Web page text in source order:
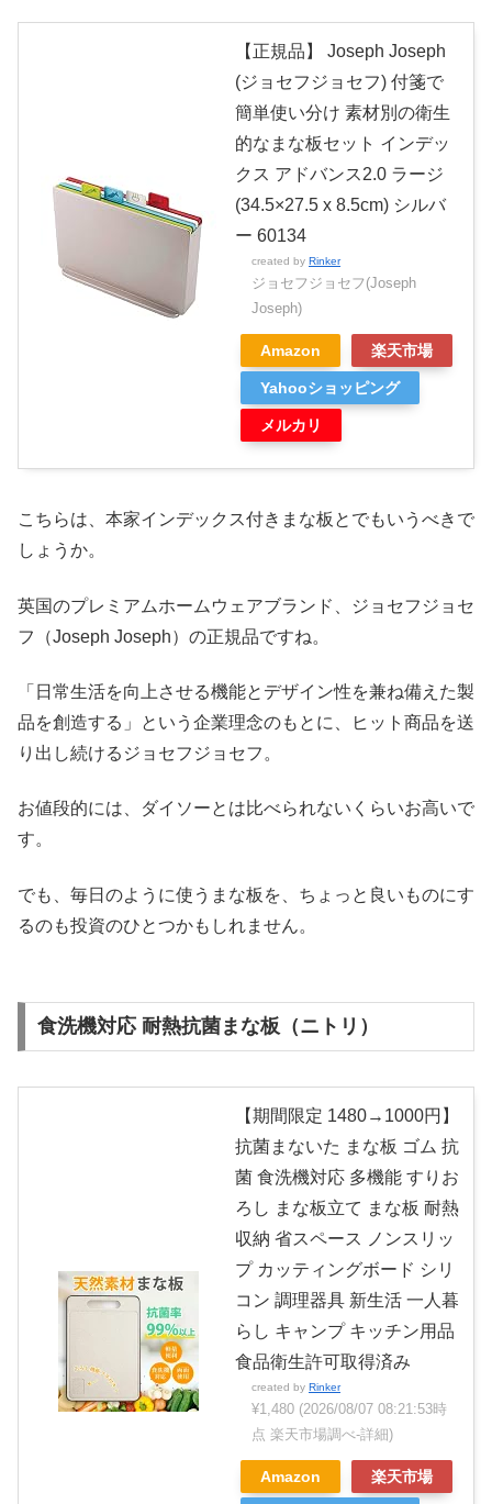
【正規品】 Joseph Joseph
(ジョセフジョセフ) 付箋で
簡単使い分け 素材別の衛生
的なまな板セット インデッ
クス アドバンス2.0 ラージ
(34.5×27.5 x 8.5cm) シルバ
ー 60134
created by Rinker
ジョセフジョセフ(Joseph
Joseph)
Amazon 楽天市場
Yahooショッピング
メルカリ
こちらは、本家インデックス付きまな板とでもいうべきで
しょうか。
英国のプレミアムホームウェアブランド、ジョセフジョセ
フ（Joseph Joseph）の正規品ですね。
「日常生活を向上させる機能とデザイン性を兼ね備えた製
品を創造する」という企業理念のもとに、ヒット商品を送
り出し続けるジョセフジョセフ。
お値段的には、ダイソーとは比べられないくらいお高いで
す。
でも、毎日のように使うまな板を、ちょっと良いものにす
るのも投資のひとつかもしれません。
食洗機対応 耐熱抗菌まな板（ニトリ）
【期間限定 1480→1000円】
抗菌まないた まな板 ゴム 抗
菌 食洗機対応 多機能 すりお
ろし まな板立て まな板 耐熱
収納 省スペース ノンスリッ
プ カッティングボード シリ
コン 調理器具 新生活 一人暮
らし キャンプ キッチン用品
食品衛生許可取得済み
created by Rinker
¥1,480 (2026/08/07 08:21:53時
点 楽天市場調べ-詳細)
Amazon 楽天市場